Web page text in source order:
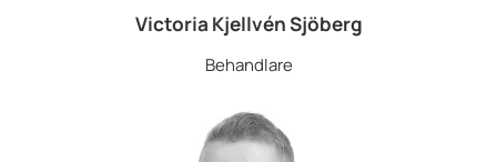
Victoria Kjellvén Sjöberg
Behandlare